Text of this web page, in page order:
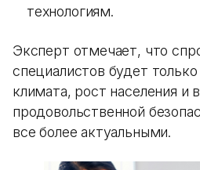
технологиям.
Эксперт отмечает, что
специалистов будет
климата, рост населения и
продовольственной
все более актуальными.